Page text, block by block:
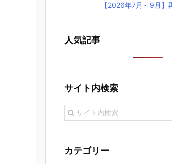
【2026年7月～9月】
人気記事
サイト内検索
カテゴリー